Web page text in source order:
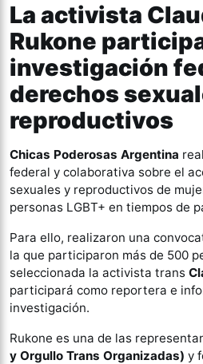
La activista
Rukone
investigación
derechos
reproductivos
Chicas Poderosas Argentina
federal y colaborativa sobre el
sexuales y reproductivos de
personas LGBT+ en tiempos de
Para ello, realizaron una
la que participaron más de 500
seleccionada la activista trans
participará como reportera e
investigación.
Rukone es una de las
y Orgullo Trans Organizadas) y